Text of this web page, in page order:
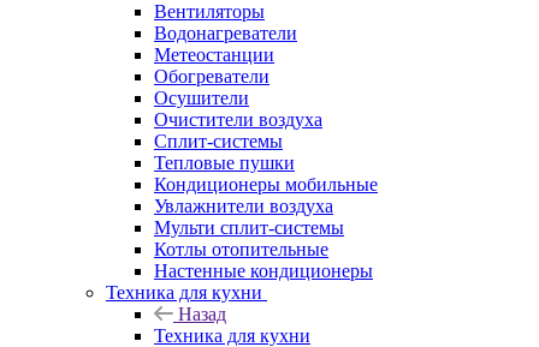
Вентиляторы
Водонагреватели
Метеостанции
Обогреватели
Осушители
Очистители воздуха
Сплит-системы
Тепловые пушки
Кондиционеры мобильные
Увлажнители воздуха
Мульти сплит-системы
Котлы отопительные
Настенные кондиционеры
Техника для кухни
Назад
Техника для кухни